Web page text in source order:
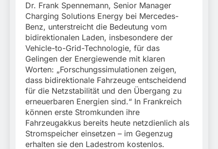
Dr. Frank Spennemann, Senior Manager
Charging Solutions Energy bei Mercedes-
Benz, unterstreicht die Bedeutung vom
bidirektionalen Laden, insbesondere der
Vehicle-to-Grid-Technologie, für das
Gelingen der Energiewende mit klaren
Worten: „Forschungssimulationen zeigen,
dass bidirektionale Fahrzeuge entscheidend
für die Netzstabilität und den Übergang zu
erneuerbaren Energien sind.“ In Frankreich
können erste Stromkunden ihre
Fahrzeugakkus bereits heute netzdienlich als
Stromspeicher einsetzen – im Gegenzug
erhalten sie den Ladestrom kostenlos.